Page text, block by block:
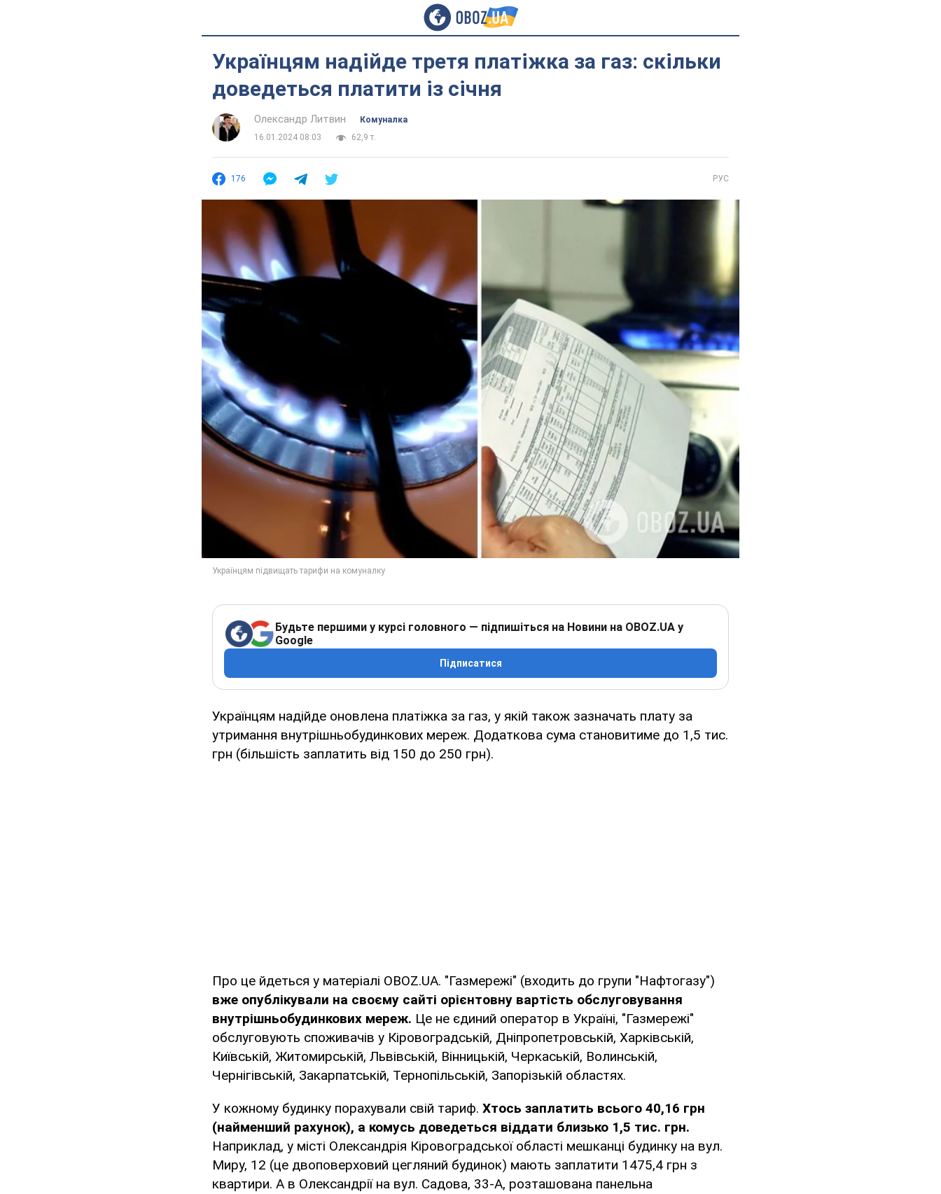
Українцям надійде третя платіжка за газ: скільки
доведеться платити із січня
Олександр Литвин
Комуналка
16.01.2024 08:03
62,9 т.
176 РУС
Будьте першими у курсі головного — підпишіться на Новини на OBOZ.UA у
Google
Підписатися
Українцям надійде оновлена платіжка за газ, у якій також зазначать плату за
утримання внутрішньобудинкових мереж. Додаткова сума становитиме до 1,5 тис.
грн (більшість заплатить від 150 до 250 грн).
Про це йдеться у матеріалі OBOZ.UA. "Газмережі" (входить до групи "Нафтогазу")
вже опублікували на своєму сайті орієнтовну вартість обслуговування
внутрішньобудинкових мереж. Це не єдиний оператор в Україні, "Газмережі"
обслуговують споживачів у Кіровоградській, Дніпропетровській, Харківській,
Київській, Житомирській, Львівській, Вінницькій, Черкаській, Волинській,
Чернігівській, Закарпатській, Тернопільській, Запорізькій областях.
У кожному будинку порахували свій тариф. Хтось заплатить всього 40,16 грн
(найменший рахунок), а комусь доведеться віддати близько 1,5 тис. грн.
Наприклад, у місті Олександрія Кіровоградської області мешканці будинку на вул.
Миру, 12 (це двоповерховий цегляний будинок) мають заплатити 1475,4 грн з
квартири. А в Олександрії на вул. Садова, 33-А, розташована панельна